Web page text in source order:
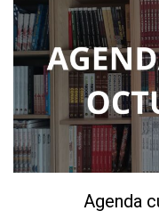
Agenda